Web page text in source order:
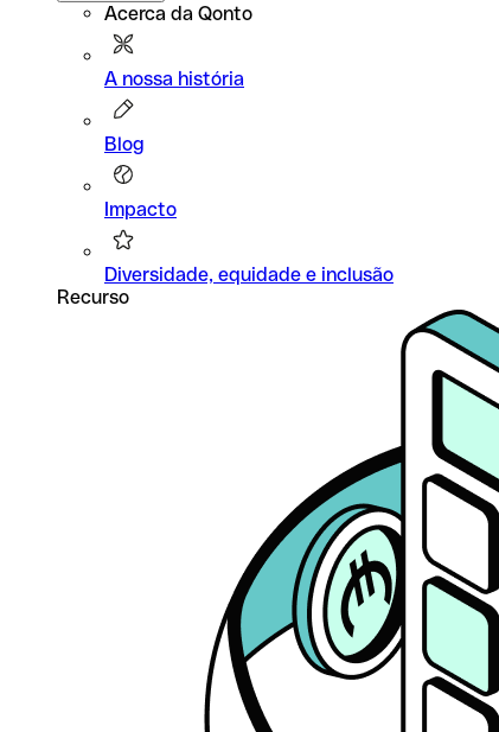
Acerca da Qonto
A nossa história
Blog
Impacto
Diversidade, equidade e inclusão
Recurso